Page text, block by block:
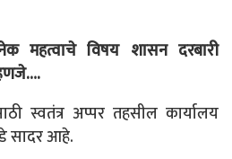
विषय शासन दरबारी
स्वतंत्र अप्पर तहसील कार्यालय
सादर आहे.